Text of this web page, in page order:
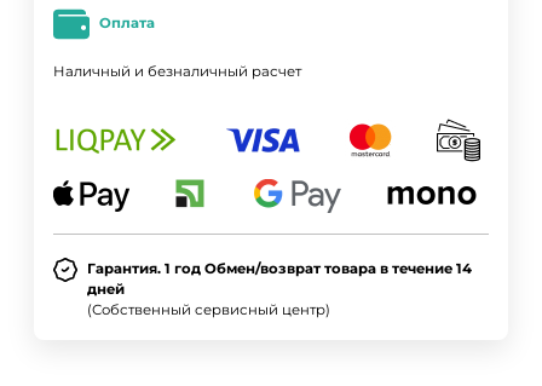
Оплата
Наличный и безналичный расчет
Гарантия. 1 год Обмен/возврат товара в течение 14
дней
(Собственный сервисный центр)